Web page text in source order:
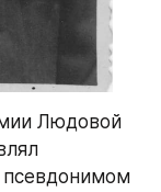
Людовой
псевдонимом